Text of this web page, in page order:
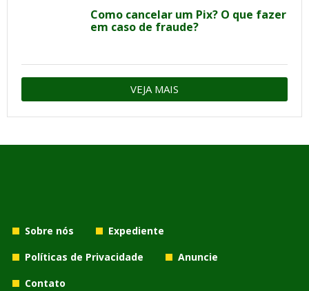
Como cancelar um Pix? O que fazer
em caso de fraude?
VEJA MAIS
Sobre nós
Expediente
Políticas de Privacidade
Anuncie
Contato